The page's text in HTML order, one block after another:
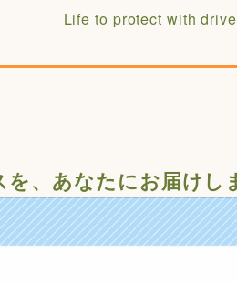
Life to protect with
、あなたにお届けし